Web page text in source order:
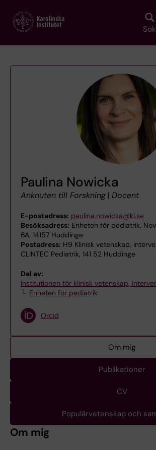
main
Sök
Paulina Nowicka
Anknuten till Forskning | Docent
E-postadress: paulina.nowicka@ki.se
Besöksadress: Enheten för pediatrik,
6A, 14157 Huddinge
Postadress: H9 Klinisk vetenskap,
CLINTEC Pediatrik, 141 52 Huddinge
Del av:
Institutionen för klinisk vetenskap,
Enheten för pediatrik
Orcid
Om mig
Publikationer
CV
Populärvetenskap och
Om mig